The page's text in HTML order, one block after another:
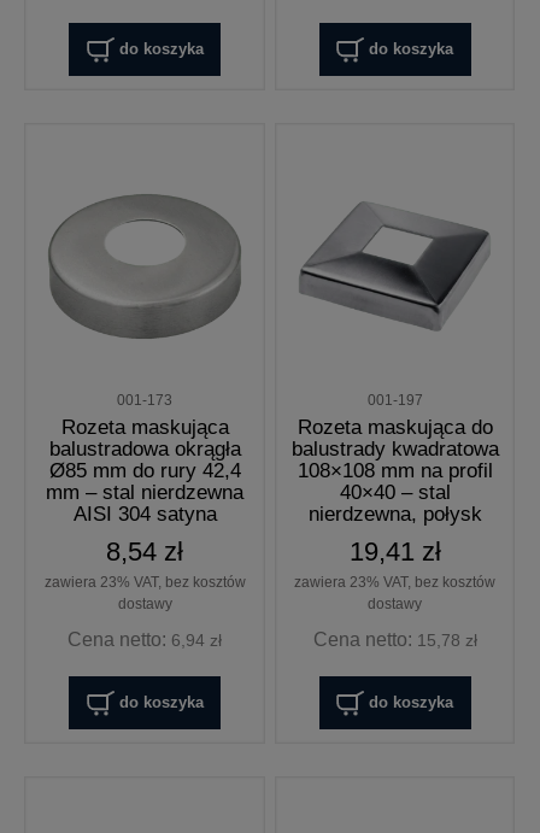
do koszyka do koszyka
001-173
Rozeta maskująca
balustradowa okrągła
Ø85 mm do rury 42,4
mm – stal nierdzewna
AISI 304 satyna
8,54 zł
zawiera 23% VAT, bez kosztów
dostawy
Cena netto: 6,94 zł
do koszyka
001-197
Rozeta maskująca do
balustrady kwadratowa
108×108 mm na profil
40×40 – stal
nierdzewna, połysk
19,41 zł
zawiera 23% VAT, bez kosztów
dostawy
Cena netto: 15,78 zł
do koszyka